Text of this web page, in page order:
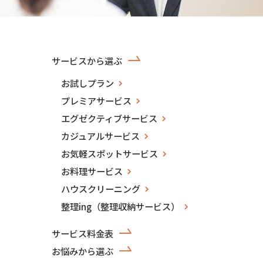
サービスから選ぶ
お試しプラン
プレミアサービス
エグゼクティブサービス
カジュアルサービス
お気軽スポットサービス
お料理サービス
ハウスクリーニング
整理ing（整理収納サービス）
サービス料金表
お悩みから選ぶ